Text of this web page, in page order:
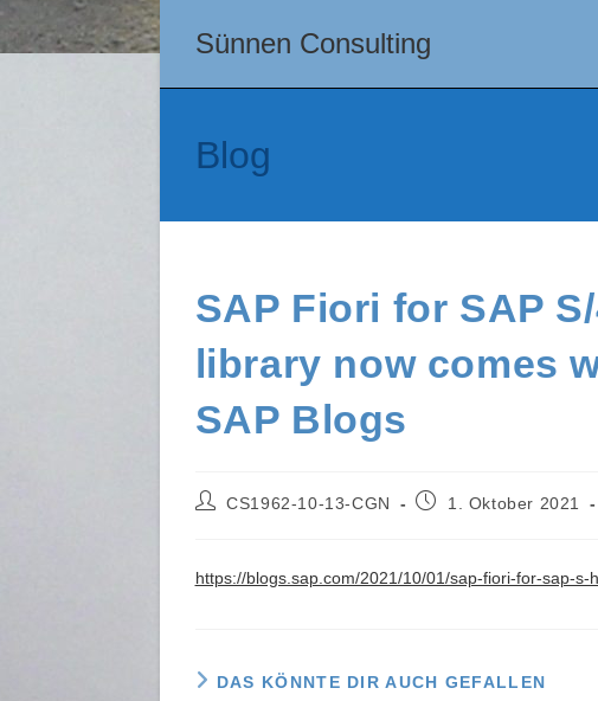
Zum
Inhalt
Sünnen Consulting
Blog
SAP Fiori for SAP
library now comes
SAP Blogs
Beitrags-
CS1962-10-13-CGN
Beitrag1. Oktober 2021
https://blogs.sap.com/2021/10/01/sap-fiori-for-sap-
DAS KÖNNTE DIR AUCH GEFALLEN